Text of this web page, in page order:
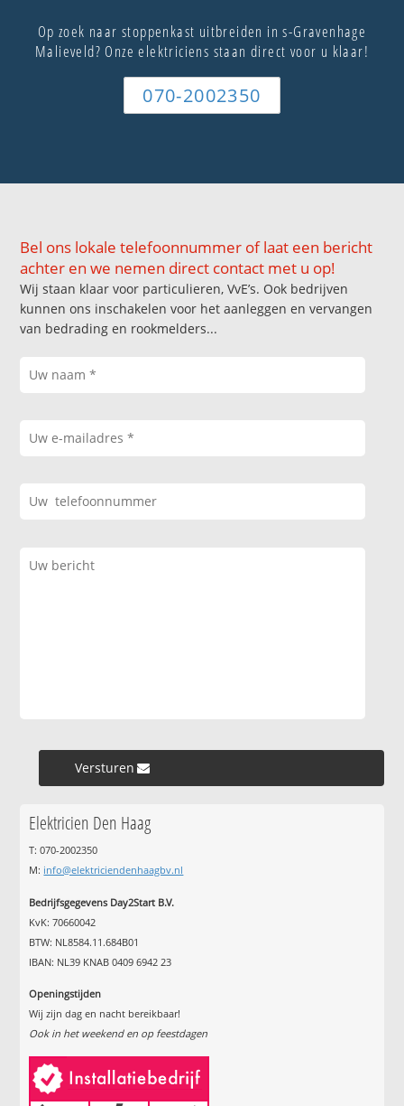
Op zoek naar stoppenkast uitbreiden in s-Gravenhage
Malieveld? Onze elektriciens staan direct voor u klaar!
070-2002350
Bel ons lokale telefoonnummer of laat een bericht
achter en we nemen direct contact met u op!
Wij staan klaar voor particulieren, VvE’s. Ook bedrijven
kunnen ons inschakelen voor het aanleggen en vervangen
van bedrading en rookmelders...
Versturen »
Elektricien Den Haag
T: 070-2002350
M: info@elektriciendenhaagbv.nl
Bedrijfsgegevens Day2Start B.V.
KvK: 70660042
BTW: NL8584.11.684B01
IBAN: NL39 KNAB 0409 6942 23
Openingstijden
Wij zijn dag en nacht bereikbaar!
Ook in het weekend en op feestdagen